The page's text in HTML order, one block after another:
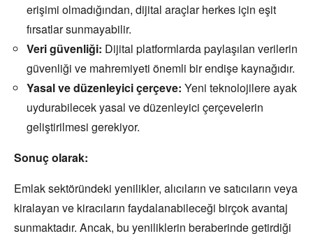
erişimi olmadığından, dijital araçlar herkes için eşit
fırsatlar sunmayabilir.
Veri güvenliği: Dijital platformlarda paylaşılan verilerin
güvenliği ve mahremiyeti önemli bir endişe kaynağıdır.
Yasal ve düzenleyici çerçeve: Yeni teknolojilere ayak
uydurabilecek yasal ve düzenleyici çerçevelerin
geliştirilmesi gerekiyor.
Sonuç olarak:
Emlak sektöründeki yenilikler, alıcıların ve satıcıların veya
kiralayan ve kiracıların faydalanabileceği birçok avantaj
sunmaktadır. Ancak, bu yeniliklerin beraberinde getirdiği